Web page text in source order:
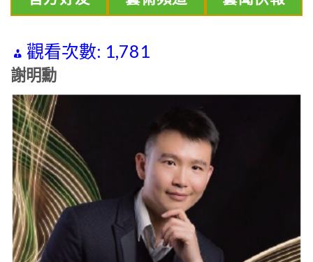
觀看次數: 1,781
謝明勳